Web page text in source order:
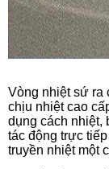
Vòng nhiệt sứ ra
chịu nhiệt cao
dụng cách nhiệt,
tác động trực
truyền nhiệt một